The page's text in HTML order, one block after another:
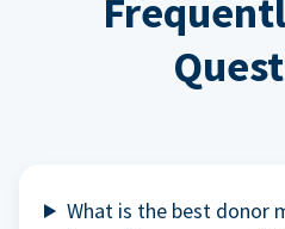
What is the best donor